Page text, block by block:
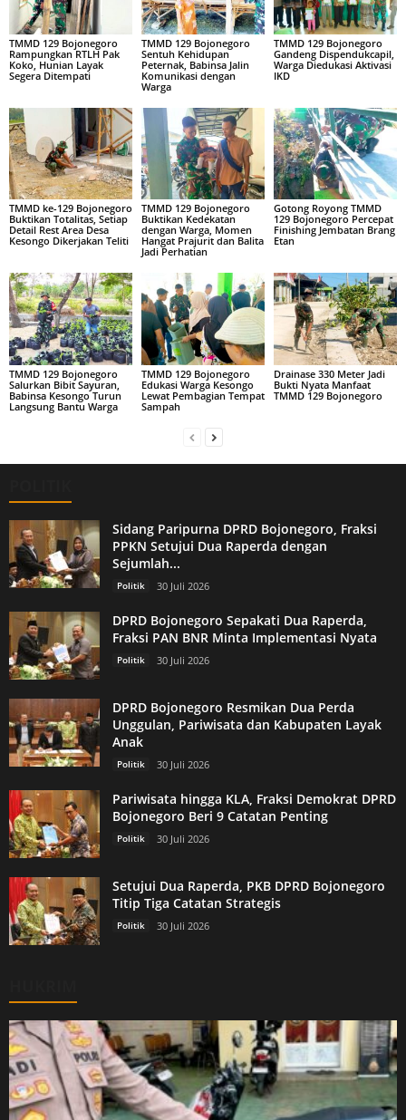
TMMD 129 Bojonegoro
Rampungkan RTLH Pak
Koko, Hunian Layak
Segera Ditempati
TMMD 129 Bojonegoro
Sentuh Kehidupan
Peternak, Babinsa Jalin
Komunikasi dengan
Warga
TMMD 129 Bojonegoro
Gandeng Dispendukcapil,
Warga Diedukasi Aktivasi
IKD
TMMD ke-129 Bojonegoro
Buktikan Totalitas, Setiap
Detail Rest Area Desa
Kesongo Dikerjakan Teliti
TMMD 129 Bojonegoro
Buktikan Kedekatan
dengan Warga, Momen
Hangat Prajurit dan Balita
Jadi Perhatian
Gotong Royong TMMD
129 Bojonegoro Percepat
Finishing Jembatan Brang
Etan
TMMD 129 Bojonegoro
Salurkan Bibit Sayuran,
Babinsa Kesongo Turun
Langsung Bantu Warga
TMMD 129 Bojonegoro
Edukasi Warga Kesongo
Lewat Pembagian Tempat
Sampah
Drainase 330 Meter Jadi
Bukti Nyata Manfaat
TMMD 129 Bojonegoro
Sidang Paripurna DPRD Bojonegoro, Fraksi
PPKN Setujui Dua Raperda dengan
Sejumlah...
Politik 30 Juli 2026
DPRD Bojonegoro Sepakati Dua Raperda,
Fraksi PAN BNR Minta Implementasi Nyata
Politik 30 Juli 2026
DPRD Bojonegoro Resmikan Dua Perda
Unggulan, Pariwisata dan Kabupaten Layak
Anak
Politik 30 Juli 2026
Pariwisata hingga KLA, Fraksi Demokrat DPRD
Bojonegoro Beri 9 Catatan Penting
Politik 30 Juli 2026
Setujui Dua Raperda, PKB DPRD Bojonegoro
Titip Tiga Catatan Strategis
Politik 30 Juli 2026